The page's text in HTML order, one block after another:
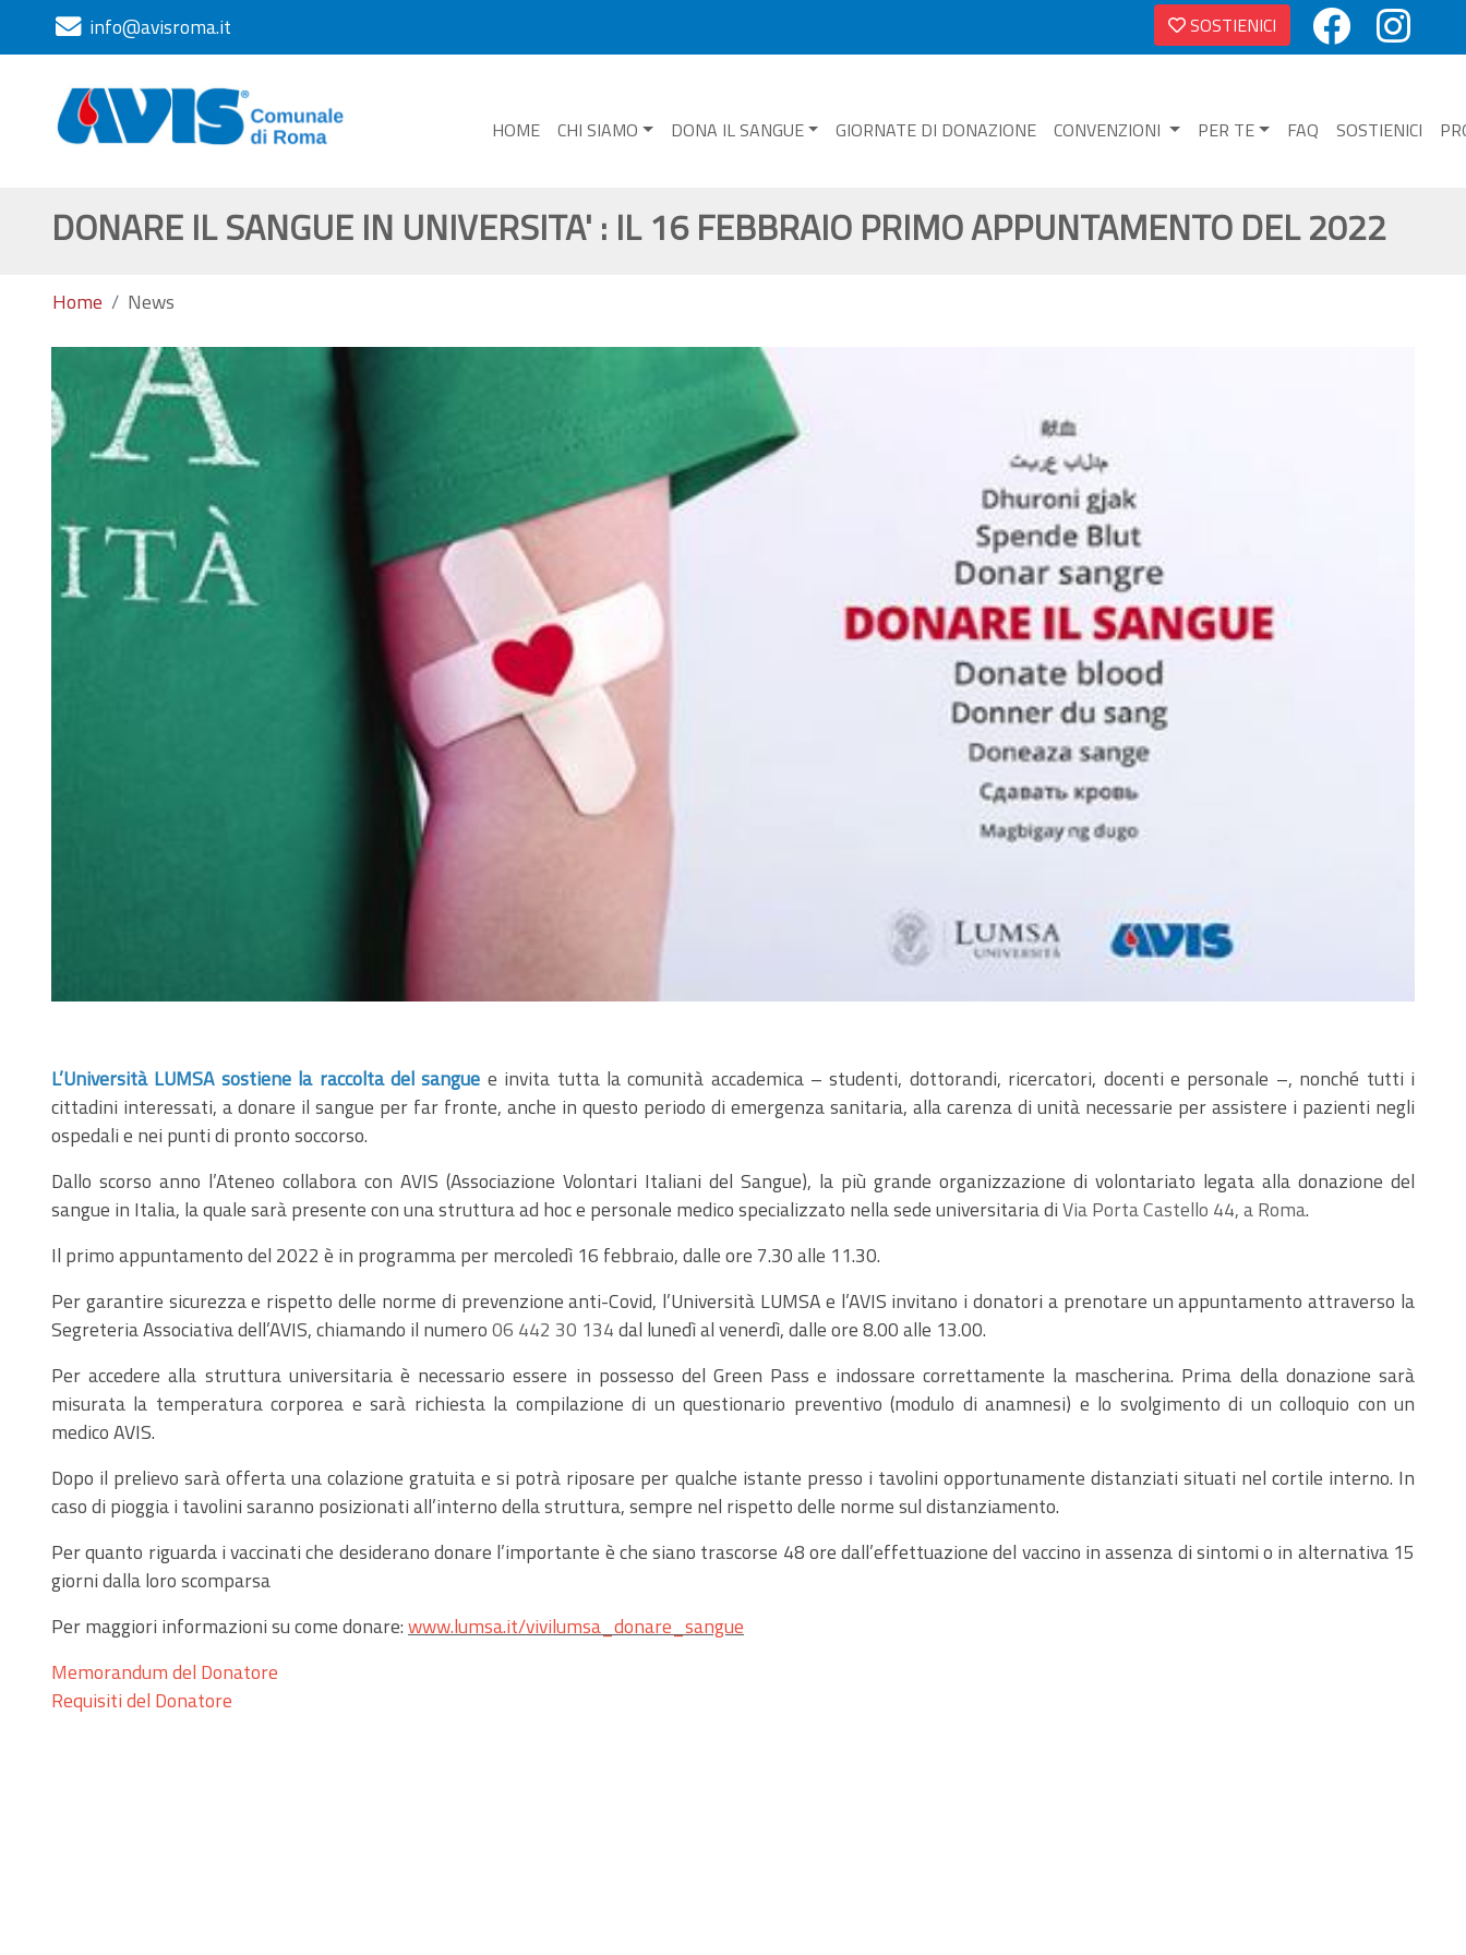
info@avisroma.it SOSTIENICI
HOME CHI SIAMO DONA IL SANGUE GIORNATE DI DONAZIONE CONVENZIONI PER TE FAQ SOSTIENICI
DONARE IL SANGUE IN UNIVERSITA' : IL 16 FEBBRAIO PRIMO APPUNTAMENTO DEL 2022
Home News
L’Università LUMSA sostiene la raccolta del sangue e invita tutta la comunità accademica – studenti, dottorandi, ricercatori, docenti e personale –, nonché tutti i
cittadini interessati, a donare il sangue per far fronte, anche in questo periodo di emergenza sanitaria, alla carenza di unità necessarie per assistere i pazienti negli
ospedali e nei punti di pronto soccorso.
Dallo scorso anno l’Ateneo collabora con AVIS (Associazione Volontari Italiani del Sangue), la più grande organizzazione di volontariato legata alla donazione del
sangue in Italia, la quale sarà presente con una struttura ad hoc e personale medico specializzato nella sede universitaria diVia Porta Castello 44, a Roma.
Il primo appuntamento del 2022 è in programma per mercoledì 16 febbraio, dalle ore 7.30 alle 11.30.
Per garantire sicurezza e rispetto delle norme di prevenzione anti-Covid, l’Università LUMSA e l’AVIS invitano i donatori a prenotare un appuntamento attraverso la
Segreteria Associativa dell’AVIS, chiamando il numero06 442 30 134dal lunedì al venerdì, dalle ore 8.00 alle 13.00.
Per accedere alla struttura universitaria è necessario essere in possesso del Green Pass e indossare correttamente la mascherina. Prima della donazione sarà
misurata la temperatura corporea e sarà richiesta la compilazione di un questionario preventivo (modulo di anamnesi) e lo svolgimento di un colloquio con un
medico AVIS.
Dopo il prelievo sarà offerta una colazione gratuita e si potrà riposare per qualche istante presso i tavolini opportunamente distanziati situati nel cortile interno. In
caso di pioggia i tavolini saranno posizionati all’interno della struttura, sempre nel rispetto delle norme sul distanziamento.
Per quanto riguarda i vaccinati che desiderano donare l’importante è che siano trascorse 48 ore dall’effettuazione del vaccino in assenza di sintomi o in alternativa 15
giorni dalla loro scomparsa
Per maggiori informazioni su come donare:www.lumsa.it/vivilumsa_donare_sangue
Memorandum del Donatore
Requisiti del Donatore